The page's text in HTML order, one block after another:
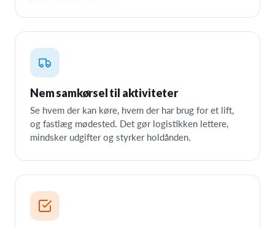
Nem samkørsel til aktiviteter
Se hvem der kan køre, hvem der har brug for et lift,
og fastlæg mødested. Det gør logistikken lettere,
mindsker udgifter og styrker holdånden.